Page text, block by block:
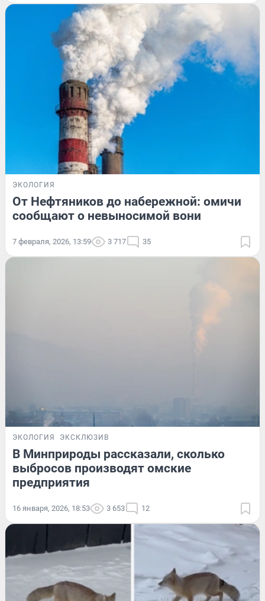
ЭКОЛОГИЯ
От Нефтяников до набережной: омичи
сообщают о невыносимой вони
7 февраля, 2026, 13:59 3 717 35
ЭКОЛОГИЯ ЭКСКЛЮЗИВ
В Минприроды рассказали, сколько
выбросов производят омские
предприятия
16 января, 2026, 18:53 3 653 12